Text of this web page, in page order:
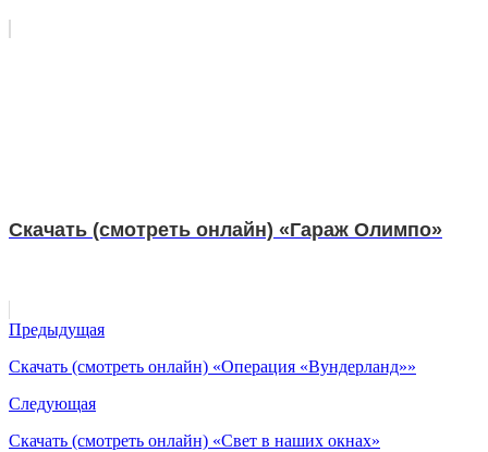
Скачать (смотреть онлайн) «Гараж Олимпо»
Предыдущая
Скачать (смотреть онлайн) «Операция «Вундерланд»»
Следующая
Скачать (смотреть онлайн) «Свет в наших окнах»